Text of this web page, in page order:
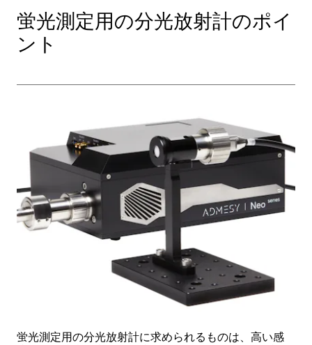
蛍光測定用の分光放射計のポイ
ント
蛍光測定用の分光放射計に求められるものは、高い感